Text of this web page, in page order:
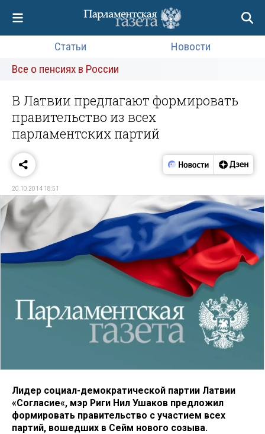
Статьи
Новости
Все о пенсиях в России
В Латвии предлагают формировать
правительство из всех
парламентских партий
20.10.2014 18:51
Лидер социал-демократической партии Латвии
«Согласие«, мэр Риги Нил Ушаков предложил
формировать правительство с участием всех
партий, вошедших в Сейм нового созыва.